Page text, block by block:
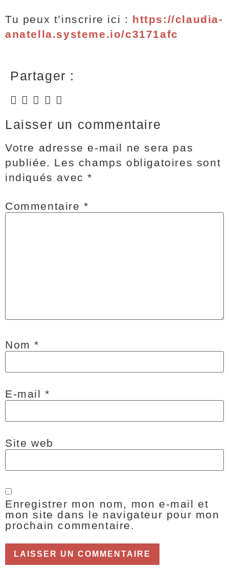
Tu peux t’inscrire ici : https://claudia-
anatella.systeme.io/c3171afc
Partager :
Laisser un commentaire
Votre adresse e-mail ne sera pas
publiée. Les champs obligatoires sont
indiqués avec*
Commentaire*
Nom*
E-mail*
Site web
Enregistrer mon nom, mon e-mail et
mon site dans le navigateur pour mon
prochain commentaire.